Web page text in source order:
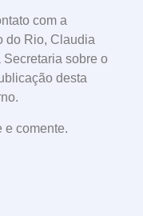
com a
do Rio, Claudia
sobre o
desta
e comente.